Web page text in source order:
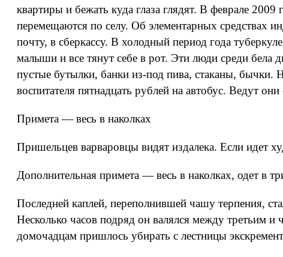
квартиры и бежать куда глаза глядят. В феврале
перемещаются по селу. Об элементарных средствах
почту, в сберкассу. В холодный период года
малыши и все тянут себе в рот. Эти люди среди бела
пустые бутылки, банки из-под пива, стаканы, бычки.
воспитателя пятнадцать рублей на автобус. Ведут
Примета — весь в наколках
Пришельцев варваровцы видят издалека. Если идет
Дополнительная примета — весь в наколках, одет в
Последней каплей, переполнившей чашу терпения,
Несколько часов подряд он валялся между третьим
домочадцам пришлось убирать с лестницы